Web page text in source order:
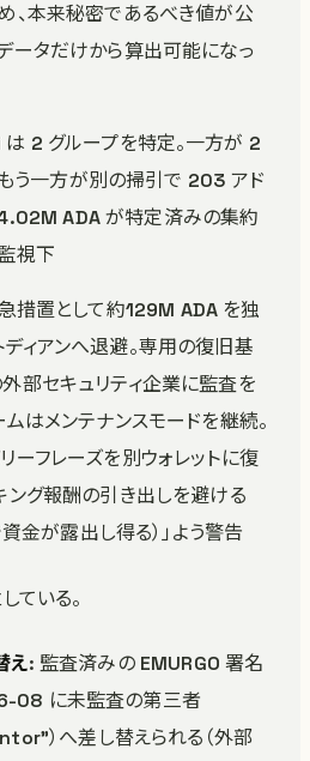
、本来秘密であるべき値が公
ータだけから算出可能になっ
2 グループを特定。一方が 2
もう一方が別の掃引で 203 アド
4.02M ADA が特定済みの集約
視下
措置として約129M ADA を独
ィアンへ退避。専用の復旧基
部セキュリティ企業に監査を
ムはメンテナンスモードを継続。
ーフレーズを別ウォレットに復
ング報酬の引き出しを避ける
金が露出し得る）」よう警告
ている。
え: 監査済みの EMURGO 署名
08 に未監査の第三者
）へ差し替えられる（外部